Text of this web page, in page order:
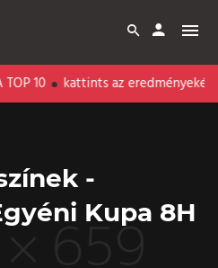
10 kattints az eredményekért!
-
Kupa 8H